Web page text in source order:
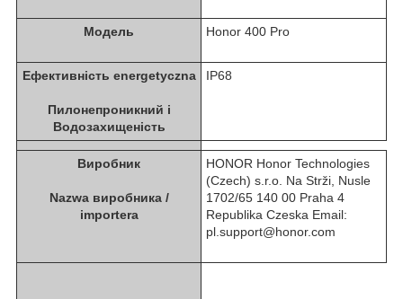
Модель Honor 400 Pro
Ефективність energetyczna
Пилонепроникний i
Водозахищеність
IP68
Виробник
Nazwa виробника /
importera
HONOR Honor Technologies
(Czech) s.r.o. Na Strži, Nusle
1702/65 140 00 Praha 4
Republika Czeska Email:
pl.support@honor.com